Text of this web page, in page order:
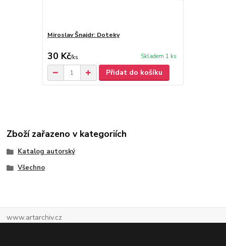
Miroslav Šnajdr: Doteky
30 Kč/ks Skladem 1 ks
Přidat do košíku
Zboží zařazeno v kategoriích
Katalog autorský
Všechno
www.artarchiv.cz